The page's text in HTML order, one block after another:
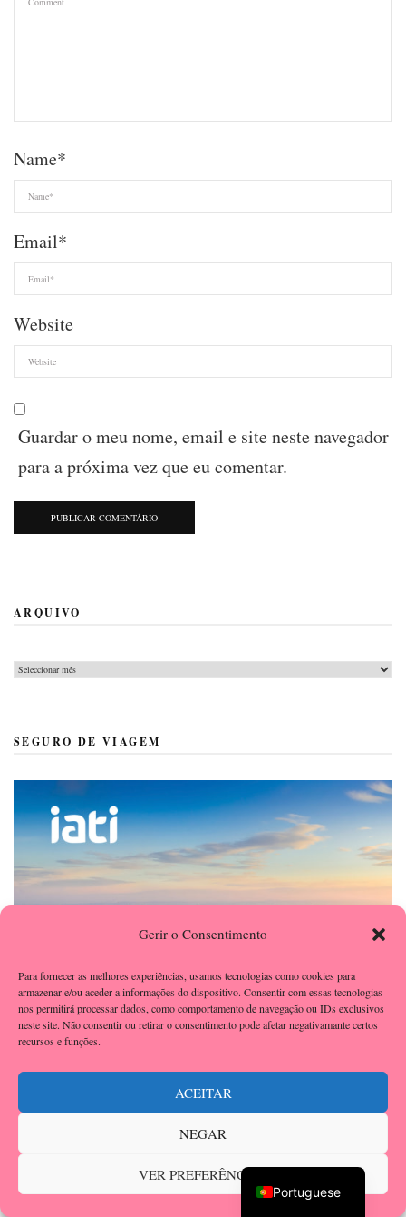
Gerir o Consentimento
Para fornecer as melhores experiências, usamos tecnologias como cookies para
armazenar e/ou aceder a informações do dispositivo. Consentir com essas tecnologias
nos permitirá processar dados, como comportamento de navegação ou IDs exclusivos
neste site. Não consentir ou retirar o consentimento pode afetar negativamante certos
recursos e funções.
ACEITAR
NEGAR
VER PREFERÊNCIAS
Name*
Email*
Website
Guardar o meu nome, email e site neste navegador
para a próxima vez que eu comentar.
ARQUIVO
Arquivo
SEGURO DE VIAGEM
IATI SEGUROS DE VIAGEM Portuguese